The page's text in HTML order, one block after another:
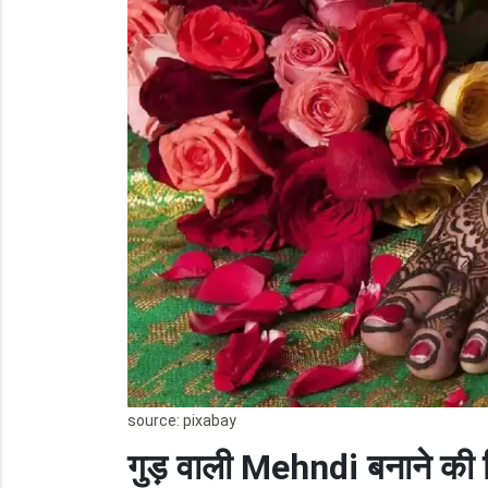
source: pixabay
गुड़ वाली Mehndiबनाने की